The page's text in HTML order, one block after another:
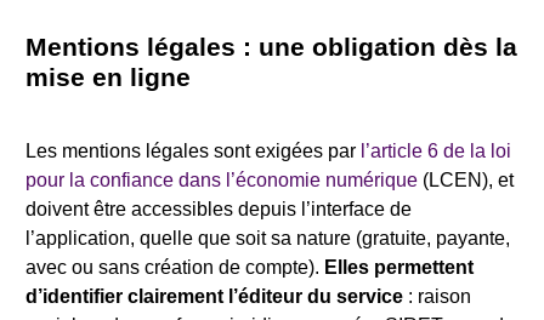
Mentions légales : une obligation dès la
mise en ligne
Les mentions légales sont exigées par l’article 6 de la loi
pour la confiance dans l’économie numérique (LCEN), et
doivent être accessibles depuis l’interface de
l’application, quelle que soit sa nature (gratuite, payante,
avec ou sans création de compte). Elles permettent
d’identifier clairement l’éditeur du service : raison